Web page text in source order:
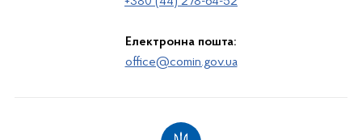
Електронна пошта:
office@comin.gov.ua